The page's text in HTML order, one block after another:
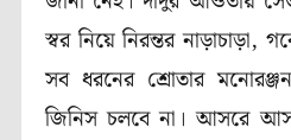
স্বর নিয়ে নিরন্তর নাড়াচাড়া,
সব ধরনের শ্রোতার
জিনিস চলবে না। আসরে